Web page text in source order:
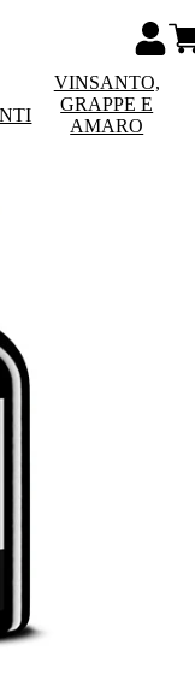
VINSANTO,
GRAPPE E
AMARO